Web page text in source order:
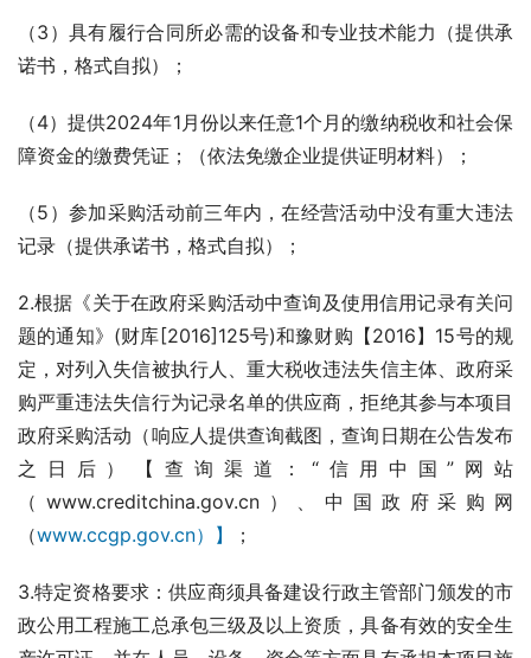
（3）具有履行合同所必需的设备和专业技术能力（提供承
诺书，格式自拟）；
（4）提供2024年1月份以来任意1个月的缴纳税收和社会保
障资金的缴费凭证；（依法免缴企业提供证明材料）；
（5）参加采购活动前三年内，在经营活动中没有重大违法
记录（提供承诺书，格式自拟）；
2.根据《关于在政府采购活动中查询及使用信用记录有关问
题的通知》(财库[2016]125号)和豫财购【2016】15号的规
定，对列入失信被执行人、重大税收违法失信主体、政府采
购严重违法失信行为记录名单的供应商，拒绝其参与本项目
政府采购活动（响应人提供查询截图，查询日期在公告发布
之日后）【查询渠道：“信用中国”网站
（www.creditchina.gov.cn）、中国政府采购网
（www.ccgp.gov.cn）】 ；
3.特定资格要求：供应商须具备建设行政主管部门颁发的市
政公用工程施工总承包三级及以上资质，具备有效的安全生